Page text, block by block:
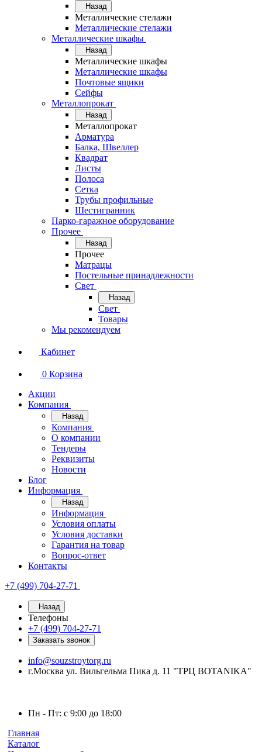
Назад
Металлические стелажи
Металлические стелажи
Металлические шкафы
Назад
Металлические шкафы
Металлические шкафы
Почтовые ящики
Сейфы
Металлопрокат
Назад
Металлопрокат
Арматура
Балка, Швеллер
Квадрат
Листы
Полоса
Сетка
Трубы профильные
Шестигранник
Парко-гаражное оборудование
Прочее
Назад
Прочее
Матрацы
Постельные принадлежности
Свет
Назад
Свет
Товары
Мы рекомендуем
Кабинет
0 Корзина
Акции
Компания
Назад
Компания
О компании
Тендеры
Реквизиты
Новости
Блог
Информация
Назад
Информация
Условия оплаты
Условия доставки
Гарантия на товар
Вопрос-ответ
Контакты
+7 (499) 704-27-71
Назад
Телефоны
+7 (499) 704-27-71
Заказать звонок
info@souzstroytorg.ru
г.Москва ул. Вильгельма Пика д. 11 "ТРЦ BOTANIKA"
Пн - Пт: с 9:00 до 18:00
Главная
Каталог